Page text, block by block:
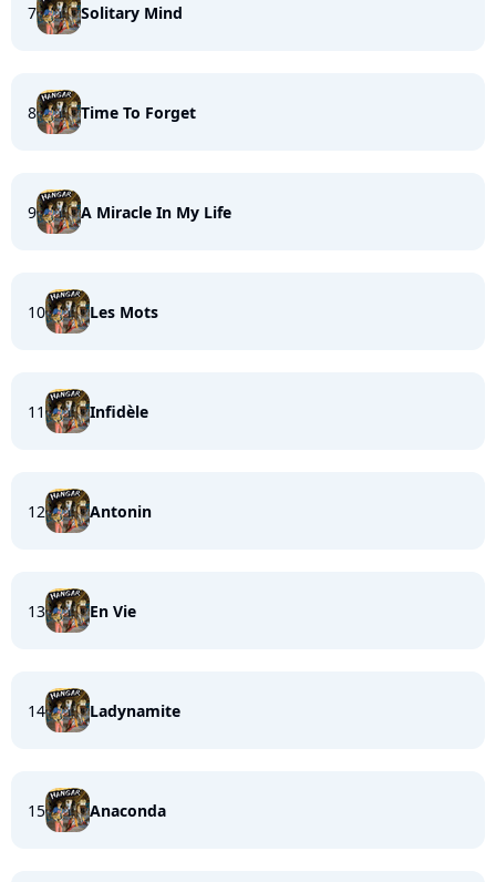
7 Solitary Mind
8 Time To Forget
9 A Miracle In My Life
10 Les Mots
11 Infidèle
12 Antonin
13 En Vie
14 Ladynamite
15 Anaconda